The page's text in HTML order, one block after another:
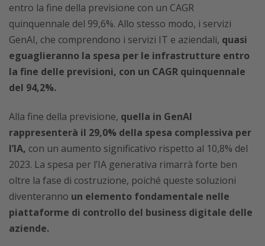
entro la fine della previsione con un CAGR
quinquennale del 99,6%. Allo stesso modo, i servizi
GenAI, che comprendono i servizi IT e aziendali, quasi
eguaglieranno la spesa per le infrastrutture entro
la fine delle previsioni, con un CAGR quinquennale
del 94,2%.
Alla fine della previsione, quella in GenAI
rappresenterà il 29,0% della spesa complessiva per
l’IA, con un aumento significativo rispetto al 10,8% del
2023. La spesa per l’IA generativa rimarrà forte ben
oltre la fase di costruzione, poiché queste soluzioni
diventeranno un elemento fondamentale nelle
piattaforme di controllo del business digitale delle
aziende.